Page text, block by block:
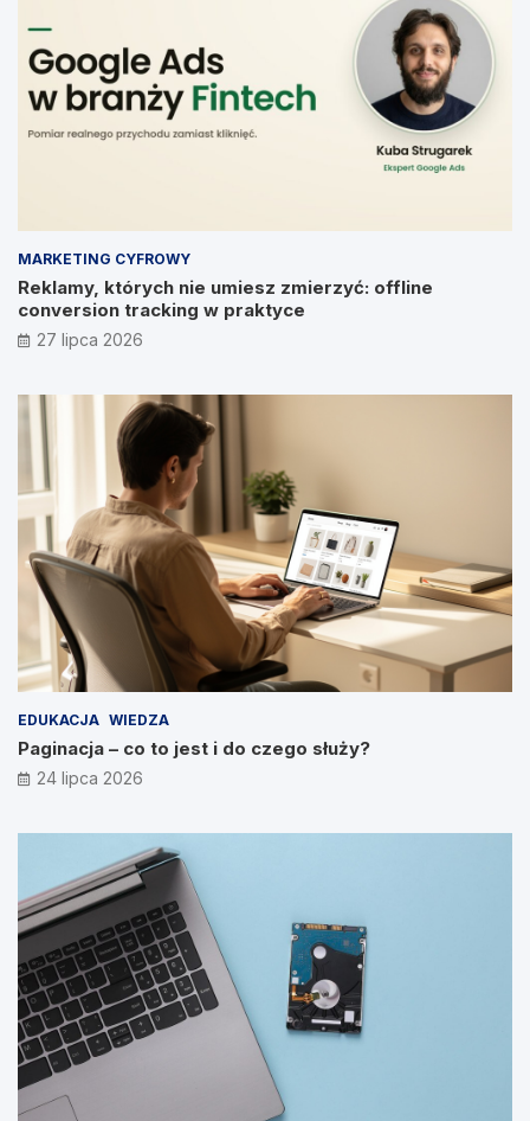
MARKETING CYFROWY
Reklamy, których nie umiesz zmierzyć: offline
conversion tracking w praktyce
27 lipca 2026
EDUKACJA WIEDZA
Paginacja – co to jest i do czego służy?
24 lipca 2026